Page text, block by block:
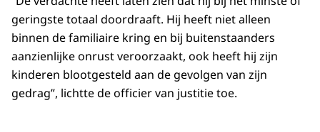
geringste totaal doordraaft. Hij heeft niet alleen
binnen de familiaire kring en bij buitenstaanders
aanzienlijke onrust veroorzaakt, ook heeft hij zijn
kinderen blootgesteld aan de gevolgen van zijn
gedrag”, lichtte de officier van justitie toe.